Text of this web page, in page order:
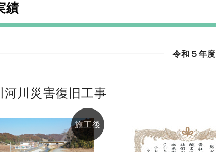
績
令和５年度
河川災害復旧工事
施工後